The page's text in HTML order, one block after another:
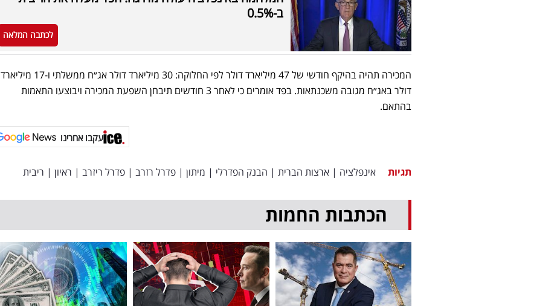
ב-0.5%
לכתבה המלאה
המכירה תהיה בהיקף חודשי של 47 מיליארד דולר לפי החלוקה: 30 מיליארד דולר אג״ח ממשלתי ו-17 מיליארד
דולר באג״ח מגובה משכנתאות. בפד אומרים כי לאחר 3 חודשים תיבחן השפעת המכירה ויבוצעו התאמות
בהתאם.
עקבו אחרינו
תגיות אינפלציה | ארצות הברית | הבנק הפדרלי | מיתון | פדרל רזרב | פדרל ריזרב | ראיון | ריבית
הכתבות החמות